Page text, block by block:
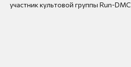
участник культовой группы Run-DMC